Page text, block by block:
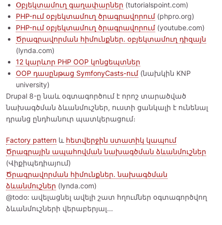
Օբյեկտամուղ գաղափարներ (tutorialspoint.com)
PHP-ում օբյեկտամուղ ծրագրավորում (phpro.org)
PHP-ում օբյեկտամուղ ծրագրավորում (youtube.com)
Ծրագրավորման հիմունքներ․ օբյեկտամուղ դիզայն
(lynda.com)
12 կարևոր PHP OOP կոնցեպտներ
OOP դասընթաց SymfonyCasts-ում (նախկին KNP
university)
Drupal 8-ը նաև օգտագործում է որոշ տարածված
նախագծման ձևանմուշներ, ուստի ցանկալի է ունենալ
դրանց ընդհանուր պատկերացում։
Factory pattern և հետվերջին ստատիկ կապում
Ծրագրային ապահովման նախագծման ձևանմուշներ
(Վիքիպեդիայում)
Ծրագրավորման հիմունքներ․ նախագծման
ձևանմուշներ (lynda.com)
@todo: ավելացնել ավելի շատ հղումներ օգտագործվող
ձևանմուշների վերաբերյալ...